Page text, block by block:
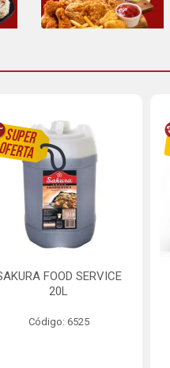
FOOD SERVICE
20L
Código: 6525